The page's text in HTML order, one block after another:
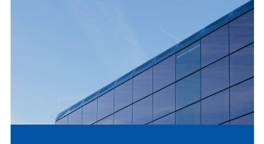
4224억 원으로 외형이 다시 축소됐으나, 지난해 반등을 보였다. 2025년
매출은 4927억 원으로 전년 대비 17% 증가했으며, 영업이익은 412억 원
으로 1077%나 증가했다. 2024년 0.83%까지 하락했던 영업이익률은 지
난해 8.37%까지 올랐다.HD현대에너지솔루션은 지난달 31일 미국 '힐스보
로 솔라 프로젝트 유한책임회사(Hillsboro Solar Project LLC)'와 체결한
1278억 원 규모 공급 계약은 단일 계약 기준 역대 최대 규모로, 지난해 전
체 수출 매출 66%에 달한다.미국 시장 정책적 환경도 긍정적이다. 2025년
7월 제정된 OBBBA(One Big Beautiful Bill Act)에 따라 세액공제 수혜
를 받기 위한 프로젝트 착공 수요가 몰리면서, 2024년 453억 원 수준이었
던 미국 매출은 2025년 1619억 원으로 257% 증가했다.국내 시장 여건 역